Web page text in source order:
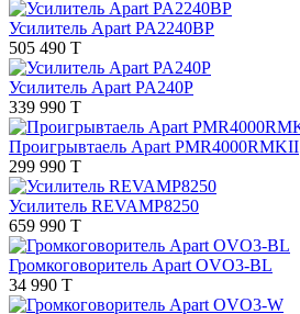
Усилитель Apart PA2240BP
505 490 T
Усилитель Apart PA240P
339 990 T
Проигрывтаель Apart PMR4000RMKII
299 990 T
Усилитель REVAMP8250
659 990 T
Громкоговоритель Apart OVO3-BL
34 990 T